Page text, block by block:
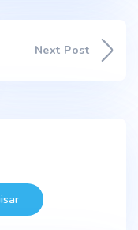
Next Post